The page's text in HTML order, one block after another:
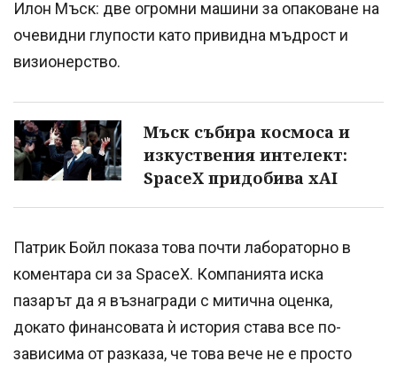
Илон Мъск: две огромни машини за опаковане на
очевидни глупости като привидна мъдрост и
визионерство.
Мъск събира космоса и
изкуствения интелект:
SpaceX придобива xAI
Патрик Бойл показа това почти лабораторно в
коментара си за SpaceX. Компанията иска
пазарът да я възнагради с митична оценка,
докато финансовата ѝ история става все по-
зависима от разказа, че това вече не е просто